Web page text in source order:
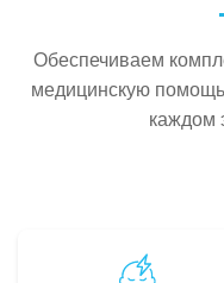
Обеспечиваем
медицинскую
каждом